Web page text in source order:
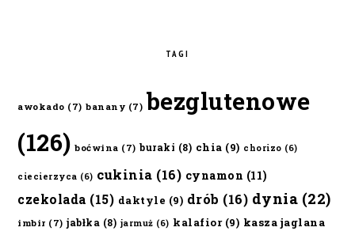
TAGI
awokado (7) banany (7) bezglutenowe
(126) boćwina (7) buraki (8) chia (9) chorizo (6)
ciecierzyca (6) cukinia (16) cynamon (11)
czekolada (15) daktyle (9) drób (16) dynia (22)
imbir (7) jabłka (8) jarmuż (6) kalafior(9) kasza jaglana